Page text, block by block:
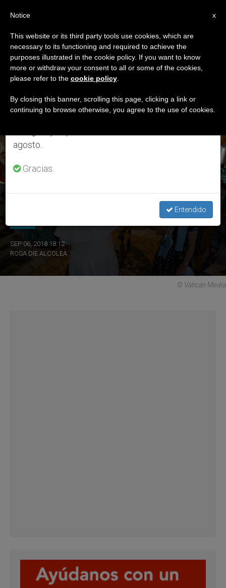
ETIQUETA
Posts Tagged ‘viudas
Consagradas’
ÚLTIMAS NOTICIAS
SEP 06, 2018 18:12
ROSA DIE ALCOLEA
© Vatican Media
×
Aviso importante
Del 27 de julio al 7 de agosto haremos la pausa
anual, aprovechando que en el periodo de verano
se generan menos informaciones y también el
agosto.
Gracias.
Entendido
x
Notice
This website or its third party tools use cookies, which are
necessary to its functioning and required to achieve the
purposes illustrated in the cookie policy. If you want to know
more or withdraw your consent to all or some of the cookies,
please refer to the cookie policy
By closing this banner, scrolling this page, clicking a link or
continuing to browse otherwise, you agree to the use of cookies.